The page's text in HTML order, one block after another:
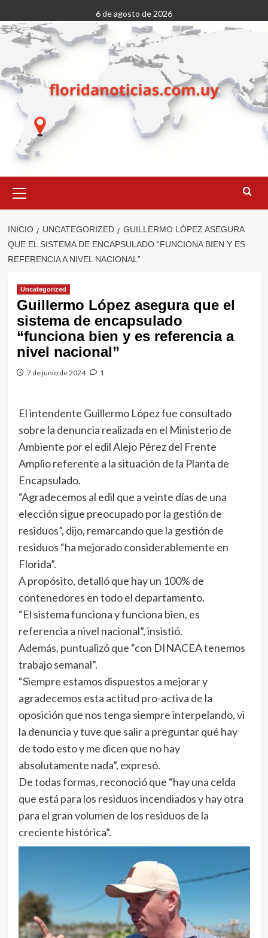
al
contenido
6 de agosto de 2026
primario
INICIO UNCATEGORIZED
GUILLERMO LÓPEZ ASEGURA
QUE EL SISTEMA DE ENCAPSULADO “FUNCIONA BIEN Y ES
REFERENCIA A NIVEL NACIONAL”
Uncategorized
Guillermo López asegura que el
sistema de encapsulado
“funciona bien y es referencia a
nivel nacional”
7 de junio de 2024 1
El intendente Guillermo López fue consultado
sobre la denuncia realizada en el Ministerio de
Ambiente por el edil Alejo Pérez del Frente
Amplio referente a la situación de la Planta de
Encapsulado.
“Agradecemos al edil que a veinte días de una
elección sigue preocupado por la gestión de
residuos”, dijo, remarcando que la gestión de
residuos “ha mejorado considerablemente en
Florida”.
A propósito, detalló que hay un 100% de
contenedores en todo el departamento.
“El sistema funciona y funciona bien, es
referencia a nivel nacional”, insistió.
Además, puntualizó que “con DINACEA tenemos
trabajo semanal”.
“Siempre estamos dispuestos a mejorar y
agradecemos esta actitud pro-activa de la
oposición que nos tenga siempre interpelando, vi
la denuncia y tuve que salir a preguntar qué hay
de todo esto y me dicen que no hay
absolutamente nada”, expresó.
De todas formas, reconoció que “hay una celda
que está para los residuos incendiados y hay otra
para el gran volumen de los residuos de la
creciente histórica”.